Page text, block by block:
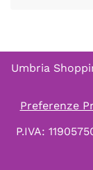
Umbria
Preferenze
P.IVA: